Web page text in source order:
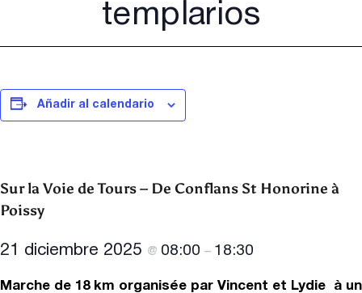
templarios
Añadir al calendario
Sur la Voie de Tours – De Conflans St Honorine à
Poissy
21 diciembre 2025 @ 08:00 – 18:30
Marche de 18 km organisée par Vincent et Lydie à un